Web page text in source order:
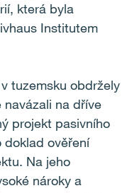
která byla
Institutem
tuzemsku obdržely
na dříve
projekt pasivního
doklad ověření
Na jeho
nároky a